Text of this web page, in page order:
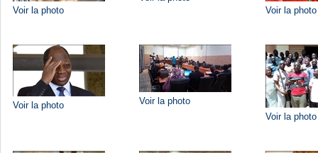
Voir la photo
Voir la photo
Voir la photo
Voir la photo
Voir la photo